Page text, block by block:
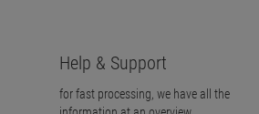
Help & Support
for fast processing, we have all the